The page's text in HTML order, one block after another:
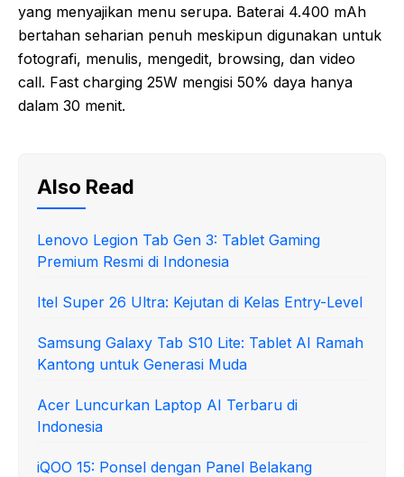
yang menyajikan menu serupa. Baterai 4.400 mAh
bertahan seharian penuh meskipun digunakan untuk
fotografi, menulis, mengedit, browsing, dan video
call. Fast charging 25W mengisi 50% daya hanya
dalam 30 menit.
Also Read
Lenovo Legion Tab Gen 3: Tablet Gaming
Premium Resmi di Indonesia
Itel Super 26 Ultra: Kejutan di Kelas Entry-Level
Samsung Galaxy Tab S10 Lite: Tablet AI Ramah
Kantong untuk Generasi Muda
Acer Luncurkan Laptop AI Terbaru di
Indonesia
iQOO 15: Ponsel dengan Panel Belakang